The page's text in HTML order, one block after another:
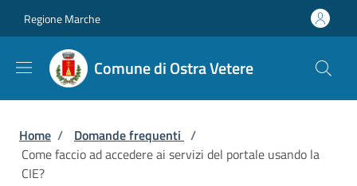
Regione Marche
Comune di Ostra Vetere
Briciole di pane
Home / Domande frequenti /
Come faccio ad accedere ai servizi del portale usando la
CIE?